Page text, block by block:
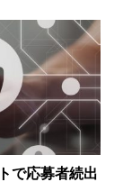
で応募者続出